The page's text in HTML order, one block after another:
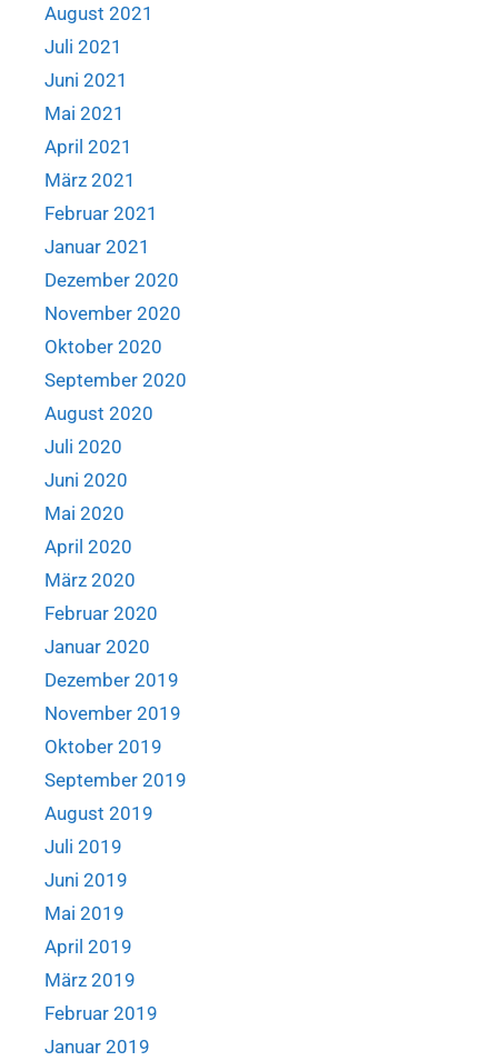
August 2021
Juli 2021
Juni 2021
Mai 2021
April 2021
März 2021
Februar 2021
Januar 2021
Dezember 2020
November 2020
Oktober 2020
September 2020
August 2020
Juli 2020
Juni 2020
Mai 2020
April 2020
März 2020
Februar 2020
Januar 2020
Dezember 2019
November 2019
Oktober 2019
September 2019
August 2019
Juli 2019
Juni 2019
Mai 2019
April 2019
März 2019
Februar 2019
Januar 2019